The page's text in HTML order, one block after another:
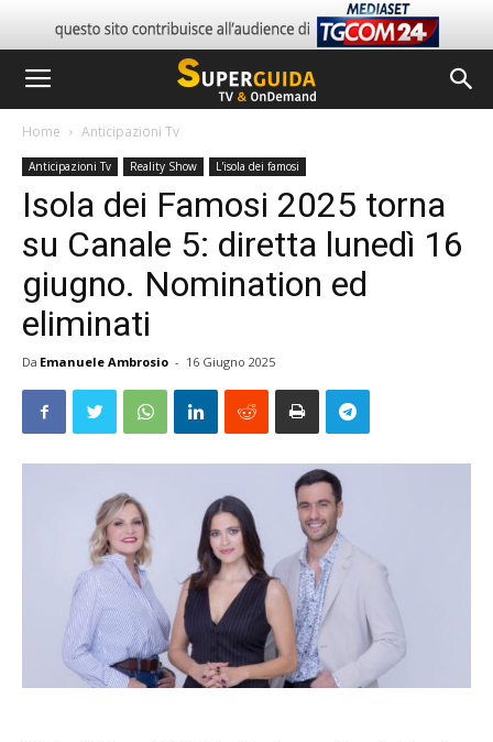
Home Anticipazioni Tv
Anticipazioni Tv Reality Show L'isola dei famosi
Isola dei Famosi 2025 torna
su Canale 5: diretta lunedì 16
giugno. Nomination ed
eliminati
Da Emanuele Ambrosio - 16 Giugno 2025